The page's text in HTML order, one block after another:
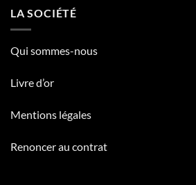
LA SOCIÉTÉ
Qui sommes-nous
Livre d’or
Mentions légales
Renoncer au contrat